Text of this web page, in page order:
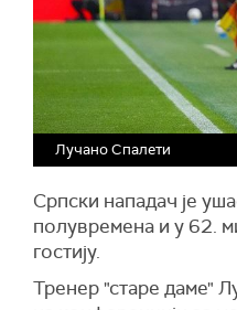
Лучано Спалети
Српски нападач је
полувремена и у 62.
гостију.
Тренер "старе даме"